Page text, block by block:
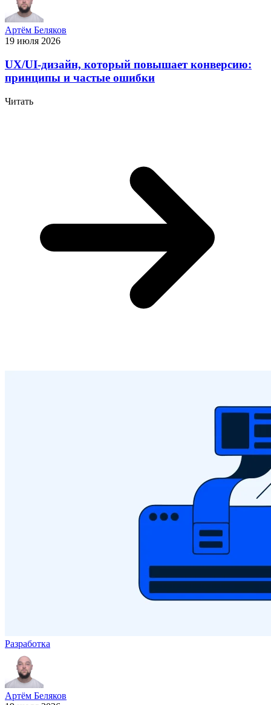
Артём Беляков
19 июля 2026
UX/UI-дизайн, который повышает конверсию:
принципы и частые ошибки
Читать
Разработка
Артём Беляков